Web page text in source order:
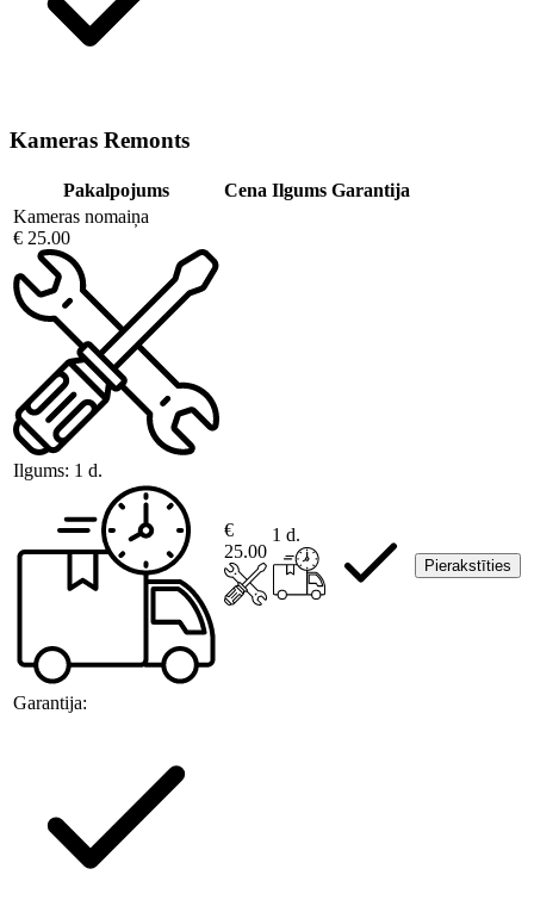
Kameras Remonts
Pakalpojums Cena Ilgums Garantija
Kameras nomaiņa
€ 25.00
Ilgums: 1 d.
Garantija:
€
25.00
1 d.
Pierakstīties